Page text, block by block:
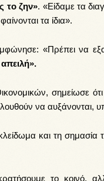
το ζην». «Είδαμε τα
τα ίδια».
«Πρέπει να
σημείωσε
να αυξάνονται,
και τη
το κοινό,